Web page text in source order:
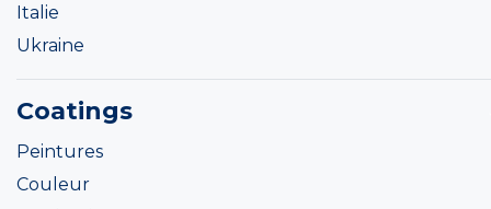
Italie
Ukraine
Coatings
Peintures
Couleur